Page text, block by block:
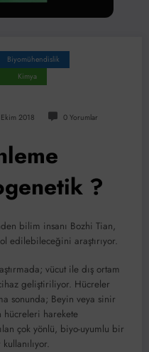
Biyomühendislik
Kimya
2018 0 Yorumlar
?
bilim insanı Bozhi Tian,
edilebileceğini araştırıyor.
vücut ile dış ortam
geliştiriliyor. Hücreler
sonunda; Beyin veya sinir
hücreleri harekete
çok yönlü, biyo-uyumlu bir